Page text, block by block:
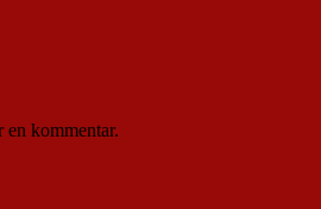
en kommentar.